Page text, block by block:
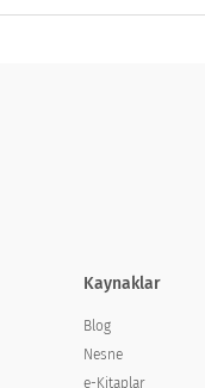
Kaynaklar
Blog
Nesne
e-Kitaplar